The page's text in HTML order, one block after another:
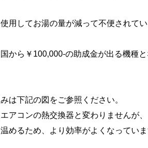
用してお湯の量が減って不便されて
から￥100,000-の助成金が出る機種
は下記の図をご参照ください。
アコンの熱交換器と変わりませんが
めるため、より効率がよくなってい